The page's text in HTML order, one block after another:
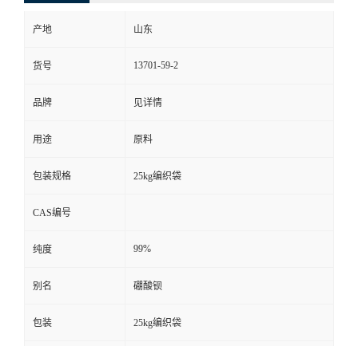
产地 山东
货号 13701-59-2
品牌 见详情
用途 原料
包装规格 25kg编织袋
CAS编号
纯度 99%
别名 硼酸钡
包装 25kg编织袋